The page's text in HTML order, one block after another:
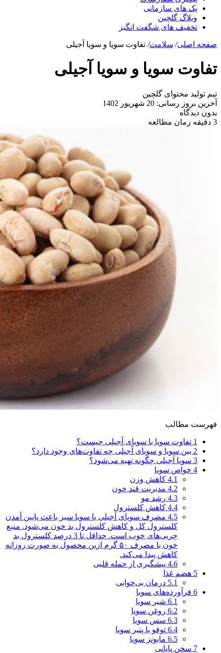
پک های سازمانی
وبلاگ گلچین
تخفیف های شگفت انگیز
صفحه اصلی/ سلامت/ تفاوت سویا و سویا آجیلی
تفاوت سویا و سویا آجیلی
تیم تولید محتوای گلچین
آخرین بروز رسانی: 20 شهریور 1402
بدون دیدگاه
3 دقیقه زمان مطالعه
فهرست مطالب
1 تفاوت سویا با سویای آجیلی چیست؟
2 بین سویا و سویای آجیلی چه تفاوت‌های وجود دارد؟
3 سویا آجیلی چگونه تهیه می‌شود؟
4 خواص سویا
4.1 کاهش وزن
4.2 مدیریت قند خون
4.3 رشد مو
4.4 کاهش کلسترول
4.5 مصرف سویای آجیلی یا سویا سبز باعث پایین آمدن
کلسترول کل و کاهش کلسترول بد خون می‌شود. منبع
چربی‌های خوب است. حداقل تا 3 درصد کلسترول بد
خون با مصرف ۵۰ گرم ازین محصول به صورت روزانه
کاهش پیدا می‌کند.
4.6 پیشگیری از حمله قلبی
5 هضم غذا
5.1 درمان بی‌خوابی
6 فرآورده‌های سویا
6.1 شیر سویا
6.2 روغن سویا
6.3 سس سویا
6.4 توفو یا پنیر سویا
6.5 مایونز سویا
7 سخن پایانی